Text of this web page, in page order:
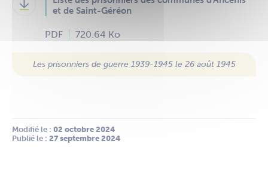
et de Saint-Géréon
PDF 720.64 Ko
Les prisonniers de guerre 1939-1945 le 26 août 1945
Modifié le : 02 octobre 2024
Publié le : 27 septembre 2024